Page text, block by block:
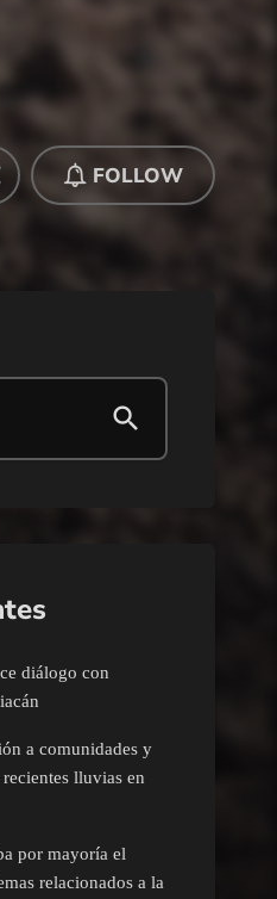
FOLLOW
diálogo con
a comunidades y
lluvias en
por mayoría el
relacionados a la